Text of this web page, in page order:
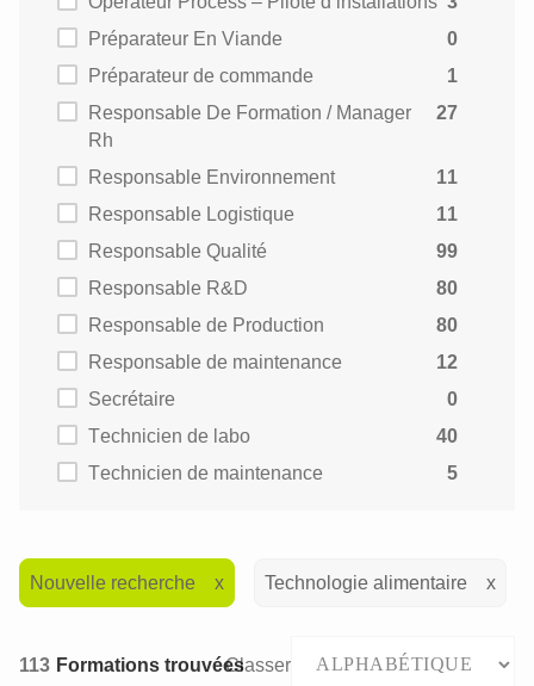
Préparateur En Viande
0
Préparateur de commande
1
Responsable De Formation / Manager
Rh
27
Responsable Environnement
11
Responsable Logistique
11
Responsable Qualité
99
Responsable R&D
80
Responsable de Production
80
Responsable de maintenance
12
Secrétaire
0
Technicien de labo
40
Technicien de maintenance
5
Nouvelle recherche Technologie alimentaire
113 Formations trouvéesClasser